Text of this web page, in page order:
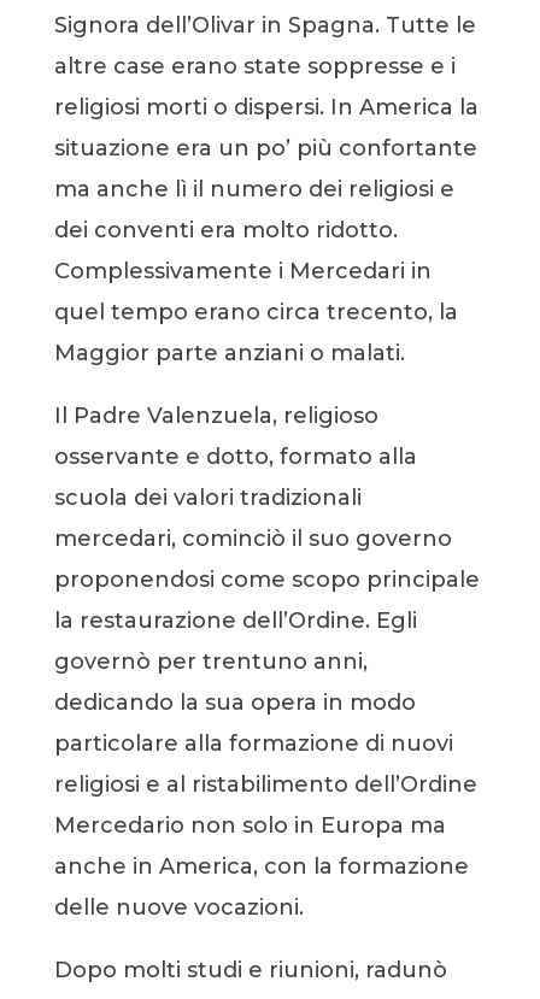
Signora dell’Olivar in Spagna. Tutte le
altre case erano state soppresse e i
religiosi morti o dispersi. In America la
situazione era un po’ più confortante
ma anche lì il numero dei religiosi e
dei conventi era molto ridotto.
Complessivamente i Mercedari in
quel tempo erano circa trecento, la
Maggior parte anziani o malati.
Il Padre Valenzuela, religioso
osservante e dotto, formato alla
scuola dei valori tradizionali
mercedari, cominciò il suo governo
proponendosi come scopo principale
la restaurazione dell’Ordine. Egli
governò per trentuno anni,
dedicando la sua opera in modo
particolare alla formazione di nuovi
religiosi e al ristabilimento dell’Ordine
Mercedario non solo in Europa ma
anche in America, con la formazione
delle nuove vocazioni.
Dopo molti studi e riunioni, radunò